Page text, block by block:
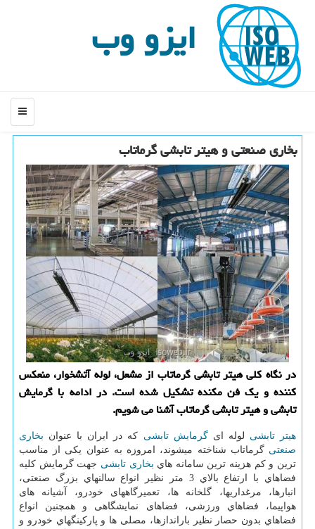
ایزو وب
منو
بخاری صنعتی و هیتر تابشی گرماتاب
در نگاه كلی هیتر تابشی گرماتاب از مشعل، لوله آتشخوار، منعكس
كننده و یك فن مكنده تشكیل شده است. در ادامه با گرمایش
تابشی و هیتر تابشی گرماتاب آشنا می شویم.
هیتر تابشی لوله ایگرمایش تابشی که در ایران با عنوان بخاری
صنعتی گرماتاب شناخته میشوند، امروزه به عنوان یکی از مناسب
ترین و کم هزینه ترین سامانه هاي بخاری تابشی جهت گرمایش كليه
فضاهاي با ارتفاع بالاي 3 متر نظیر انواع سالنهاي بزرگ صنعتی،
انبارها، مرغداريها، گلخانه ها، تعمیرگاههای خودرو، آشیانه های
هواپیما، فضاهاي ورزشی، فضاهای نمایشگاهی و همچنین انواع
فضاهاي بدون حصار نظیر باراندازها، مصلی ها و پاركينگهاي خودرو و